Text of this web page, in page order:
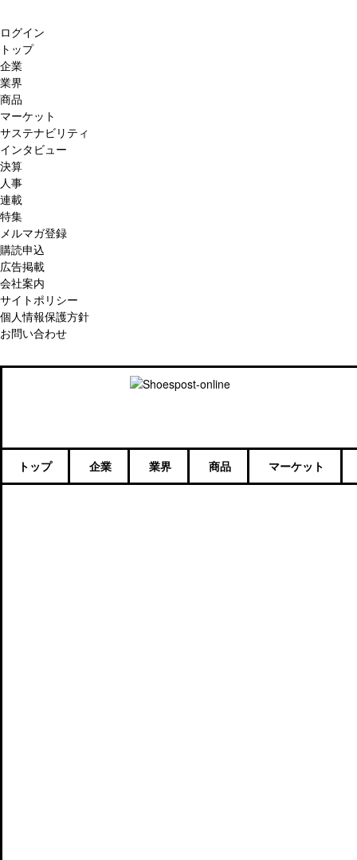
ログイン
トップ
企業
業界
商品
マーケット
サステナビリティ
インタビュー
決算
人事
連載
特集
メルマガ登録
購読申込
広告掲載
会社案内
サイトポリシー
個人情報保護方針
お問い合わせ
トップ 企業 業界 商品 マーケット